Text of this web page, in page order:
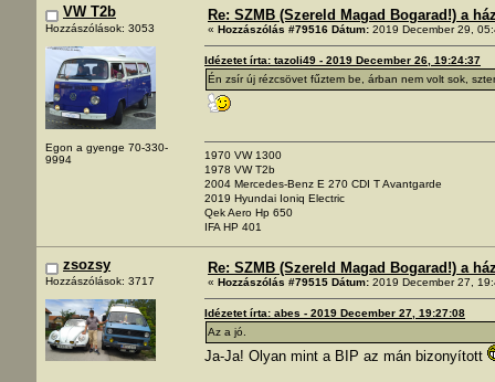
VW T2b
Hozzászólások: 3053
Egon a gyenge 70-330-
9994
Re: SZMB (Szereld Magad Bogarad!) a
« Hozzászólás #79516 Dátum: 2019 December 29,
Idézetet írta: tazoli49 - 2019 December 26, 19:24:37
Én zsír új rézcsövet fűztem be, árban nem volt sok,
1970 VW 1300
1978 VW T2b
2004 Mercedes-Benz E 270 CDI T Avantgarde
2019 Hyundai Ioniq Electric
Qek Aero Hp 650
IFA HP 401
zsozsy
Hozzászólások: 3717
Re: SZMB (Szereld Magad Bogarad!) a
« Hozzászólás #79515 Dátum: 2019 December 27,
Idézetet írta: abes - 2019 December 27, 19:27:08
Az a jó.
Ja-Ja! Olyan mint a BIP az mán bizonyított